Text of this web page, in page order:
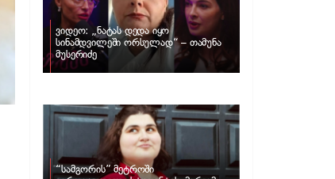
ვიდეო: „ნატას დედა იყო
სინამდვილეში ორსულად“ – თამუნა
მუსერიძე
“სამგორის” მეტროში